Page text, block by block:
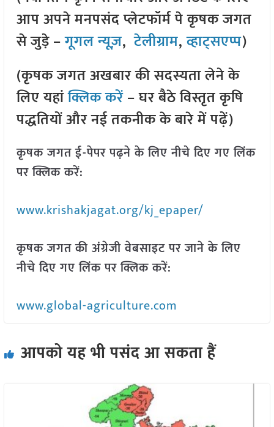
आप अपने मनपसंद प्लेटफॉर्म पे कृषक जगत
से जुड़े –गूगल न्यूज़,टेलीग्राम,व्हाट्सएप्प)
(कृषक जगत अखबार की सदस्यता लेने के
लिए यहांक्लिक करें– घर बैठे विस्तृत कृषि
पद्धतियों और नई तकनीक के बारे में पढ़ें)
कृषक जगत ई-पेपर पढ़ने के लिए नीचे दिए गए लिंक
पर क्लिक करें:
www.krishakjagat.org/kj_epaper/
कृषक जगत की अंग्रेजी वेबसाइट पर जाने के लिए
नीचे दिए गए लिंक पर क्लिक करें:
www.global-agriculture.com
आपको यह भी पसंद आ सकता हैं